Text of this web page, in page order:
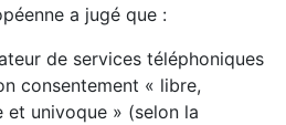
a jugé que :
de services téléphoniques
consentement « libre,
et univoque » (selon la